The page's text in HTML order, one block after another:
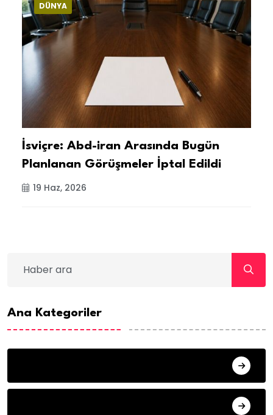
DÜNYA
İsviçre: Abd-iran Arasında Bugün
Planlanan Görüşmeler İptal Edildi
19 Haz, 2026
Ana Kategoriler